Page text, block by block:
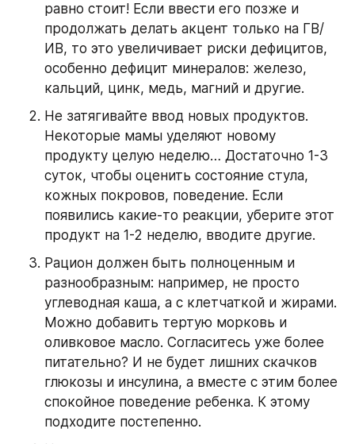
равно стоит! Если ввести его позже и
продолжать делать акцент только на ГВ/
ИВ, то это увеличивает риски дефицитов,
особенно дефицит минералов: железо,
кальций, цинк, медь, магний и другие.
Не затягивайте ввод новых продуктов.
Некоторые мамы уделяют новому
продукту целую неделю… Достаточно 1-3
суток, чтобы оценить состояние стула,
кожных покровов, поведение. Если
появились какие-то реакции, уберите этот
продукт на 1-2 неделю, вводите другие.
Рацион должен быть полноценным и
разнообразным: например, не просто
углеводная каша, а с клетчаткой и жирами.
Можно добавить тертую морковь и
оливковое масло. Согласитесь уже более
питательно? И не будет лишних скачков
глюкозы и инсулина, а вместе с этим более
спокойное поведение ребенка. К этому
подходите постепенно.